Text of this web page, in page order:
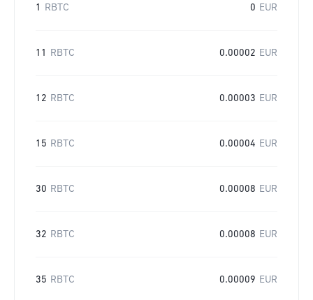
1 RBTC 0 EUR
11 RBTC 0.00002 EUR
12 RBTC 0.00003 EUR
15 RBTC 0.00004 EUR
30 RBTC 0.00008 EUR
32 RBTC 0.00008 EUR
35 RBTC 0.00009 EUR